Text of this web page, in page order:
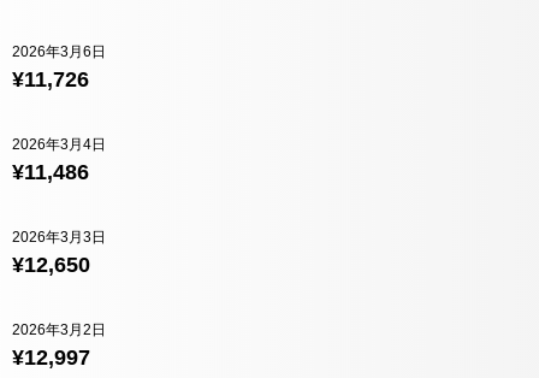
¥11,726
2026年3月6日
¥11,486
2026年3月4日
¥12,650
2026年3月3日
¥12,997
2026年3月2日